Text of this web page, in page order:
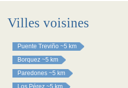
Villes voisines
Puente Treviño ~5 km
Borquez ~5 km
Paredones ~5 km
Los Pérez ~5 km